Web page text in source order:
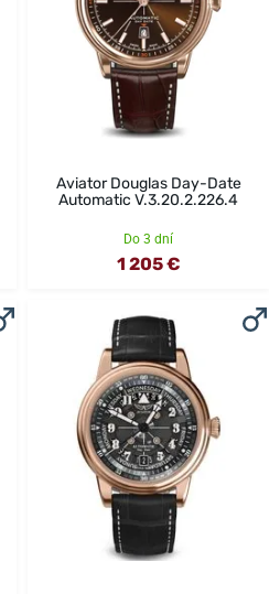
Aviator Douglas Day-Date
Automatic V.3.20.2.226.4
Do 3 dní
1 205 €